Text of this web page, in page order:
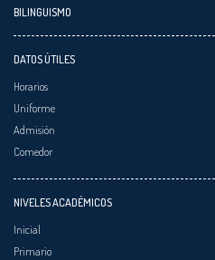
BILINGUISMO
DATOS ÚTILES
Horarios
Uniforme
Admisión
Comedor
NIVELES ACADÉMICOS
Inicial
Primario